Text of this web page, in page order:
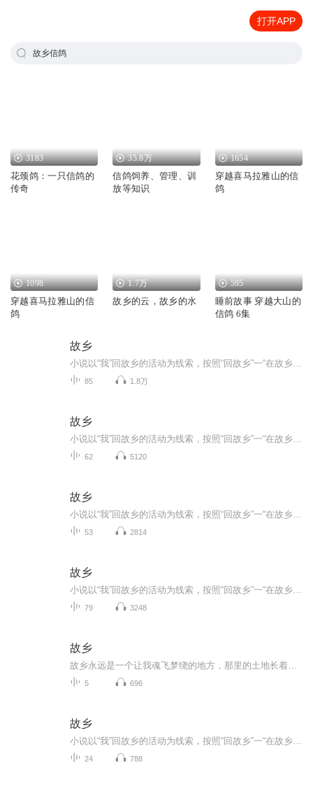
打开APP
故乡信鸽
3183
花颈鸽：一只信鸽的
传奇
35.8万
信鸽饲养、管理、训
放等知识
1654
穿越喜马拉雅山的信
鸽
1098
穿越喜马拉雅山的信
鸽
1.7万
故乡的云，故乡的水
595
睡前故事 穿越大山的
信鸽 6集
故乡
85 1.8万
故乡
62 5120
故乡
53 2814
故乡
79 3248
故乡
5 696
故乡
24 788